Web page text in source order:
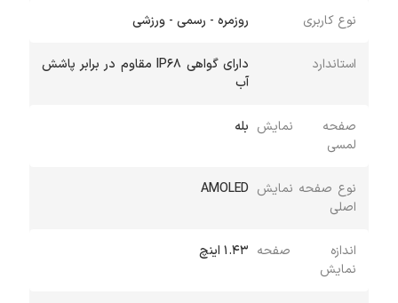
نوع کاربری روزمره - رسمی - ورزشی
استاندارد
دارای گواهی IP68 مقاوم در برابر پاشش
آب
صفحه نمایش
لمسی
بله
نوع صفحه نمایش
اصلی
AMOLED
اندازه صفحه
نمایش
1.43 اینچ